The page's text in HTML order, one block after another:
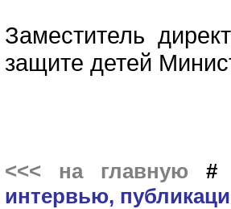
Заместитель
защите детей
<<< на главную #
интервью,